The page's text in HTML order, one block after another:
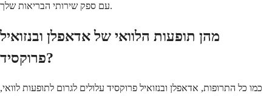
עם ספק שירותי הבריאות שלך.
מהן תופעות הלוואי של אדאפלן ובנזואיל
פרוקסיד?
כמו כל התרופות, אדאפלן ובנזואיל פרוקסיד עלולים לגרום לתופעות לוואי,